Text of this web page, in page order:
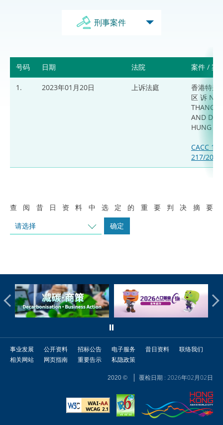
刑事案件
号码 日期 法院 案件 / 案
1. 2023年01月20日 上诉法庭
香港特别
区 诉
THANG
AND
HUNG
CACC
217/2019
查阅昔日资料中选定的重要判决摘要
请选择
确定
事业发展 公开资料 招标公告 电子服务 昔日资料
联络我们
相关网站
网页指南 重要告示 私隐政策
2020 © 覆检日期 : 2026年02月02日